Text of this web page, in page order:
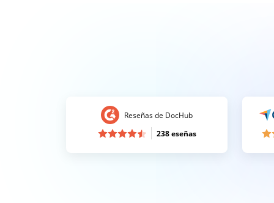
Reseñas de DocHub
238 eseñas